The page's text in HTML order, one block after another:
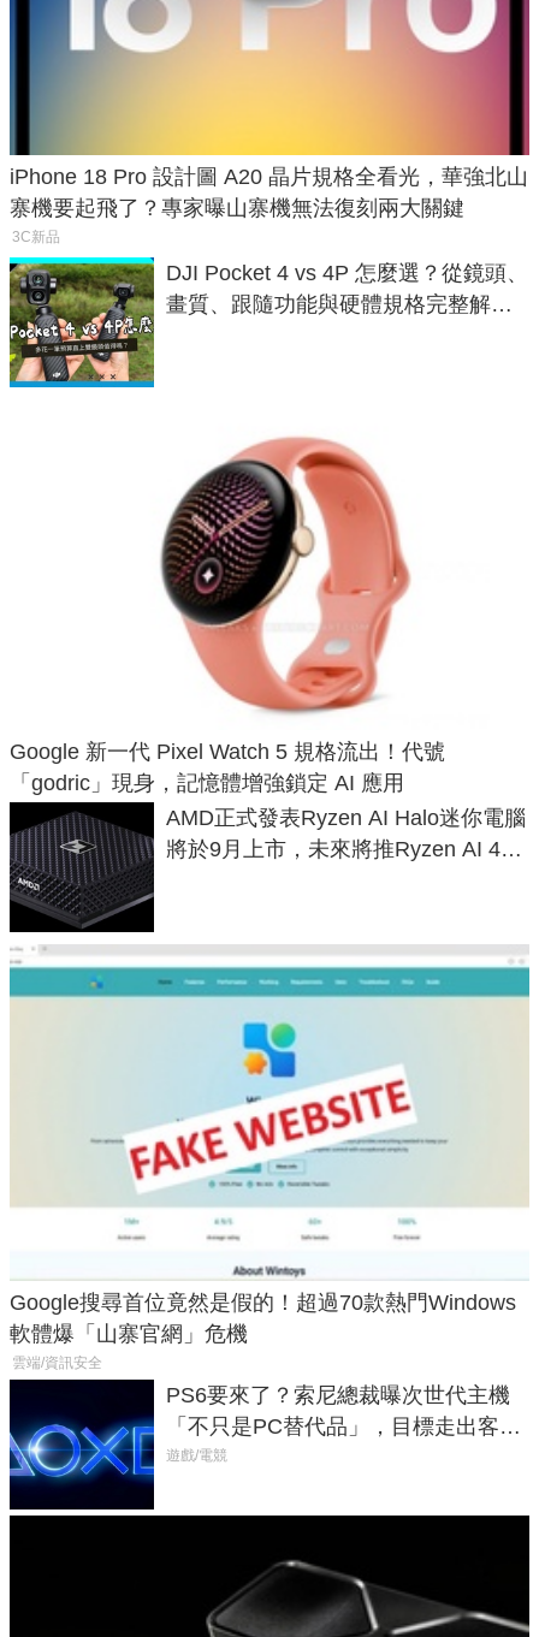
iPhone 18 Pro 設計圖 A20 晶片規格全看光，華強北山
寨機要起飛了？專家曝山寨機無法復刻兩大關鍵
3C新品
DJI Pocket 4 vs 4P 怎麼選？從鏡頭、
畫質、跟隨功能與硬體規格完整解
Google 新一代 Pixel Watch 5 規格流出！代號
「godric」現身，記憶體增強鎖定 AI 應用
AMD正式發表Ryzen AI Halo迷你電腦
將於9月上市，未來將推Ryzen AI 400
Google搜尋首位竟然是假的！超過70款熱門Windows
軟體爆「山寨官網」危機
雲端/資訊安全
PS6要來了？索尼總裁曝次世代主機
「不只是PC替代品」，目標走出客
廳、進軍電競桌面
遊戲/電競